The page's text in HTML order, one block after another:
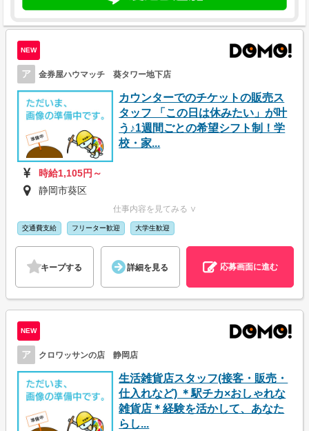
NEW
ア 金券屋ハウマッチ 葵タワー地下店
カウンターでのチケットの販売ス
タッフ 「この日は休みたい」が叶
う♪1週間ごとの希望シフト制！学
校・家...
時給1,105円～
静岡市葵区
仕事内容を見てみる ∨
交通費支給 フリーター歓迎 大学生歓迎
キープする 詳細を見る 応募画面に進む
NEW
ア クロワッサンの店 静岡店
生活雑貨店スタッフ(接客・販売・
仕入れなど) ＊駅チカ×おしゃれな
雑貨店＊経験を活かして、あなた
らし...